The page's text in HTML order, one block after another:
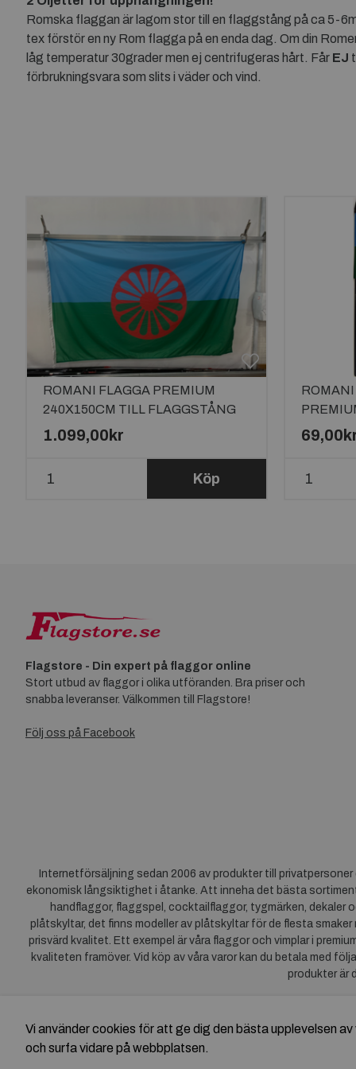
Romska flaggan är lagom stor till en flaggstång på ca 5-
tex förstör en ny Rom flagga på en enda dag. Om din
låg temperatur 30grader men ej centrifugeras hårt. Får EJ
förbrukningsvara som slits i väder och vind.
ROMANI FLAGGA PREMIUM
240X150CM TILL FLAGGSTÅNG
10 METER
1.099,00kr
Köp
Flagstore - Din expert på flaggor online
Stort utbud av flaggor i olika utföranden. Bra priser och
snabba leveranser. Välkommen till Flagstore!
Följ oss på Facebook
Internetförsäljning sedan 2006 av produkter till
ekonomisk långsiktighet i åtanke. Att inneha det bästa
handflaggor, flaggspel, cocktailflaggor, tygmärken,
plåtskyltar, det finns modeller av plåtskyltar för de flesta
prisvärd kvalitet. Ett exempel är våra flaggor och vimplar i
kvaliteten framöver. Vid köp av våra varor kan du betala med
produkter är
Vi använder cookies för att ge dig den bästa upplevelsen
och surfa vidare på webbplatsen.